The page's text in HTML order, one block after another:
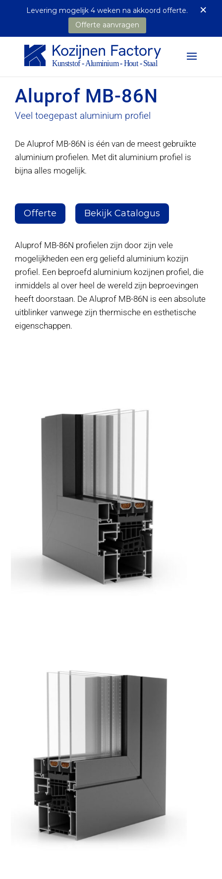
Aluprof MB-86N
Veel toegepast aluminium profiel
De Aluprof MB-86N is één van de meest gebruikte
aluminium profielen. Met dit aluminium profiel is
bijna alles mogelijk.
Offerte Bekijk Catalogus
Aluprof MB-86N profielen zijn door zijn vele
mogelijkheden een erg geliefd aluminium kozijn
profiel. Een beproefd aluminium kozijnen profiel, die
inmiddels al over heel de wereld zijn beproevingen
heeft doorstaan. De Aluprof MB-86N is een absolute
uitblinker vanwege zijn thermische en esthetische
eigenschappen.
Levering mogelijk 4 weken na akkoord offerte.
Offerte aanvragen
×